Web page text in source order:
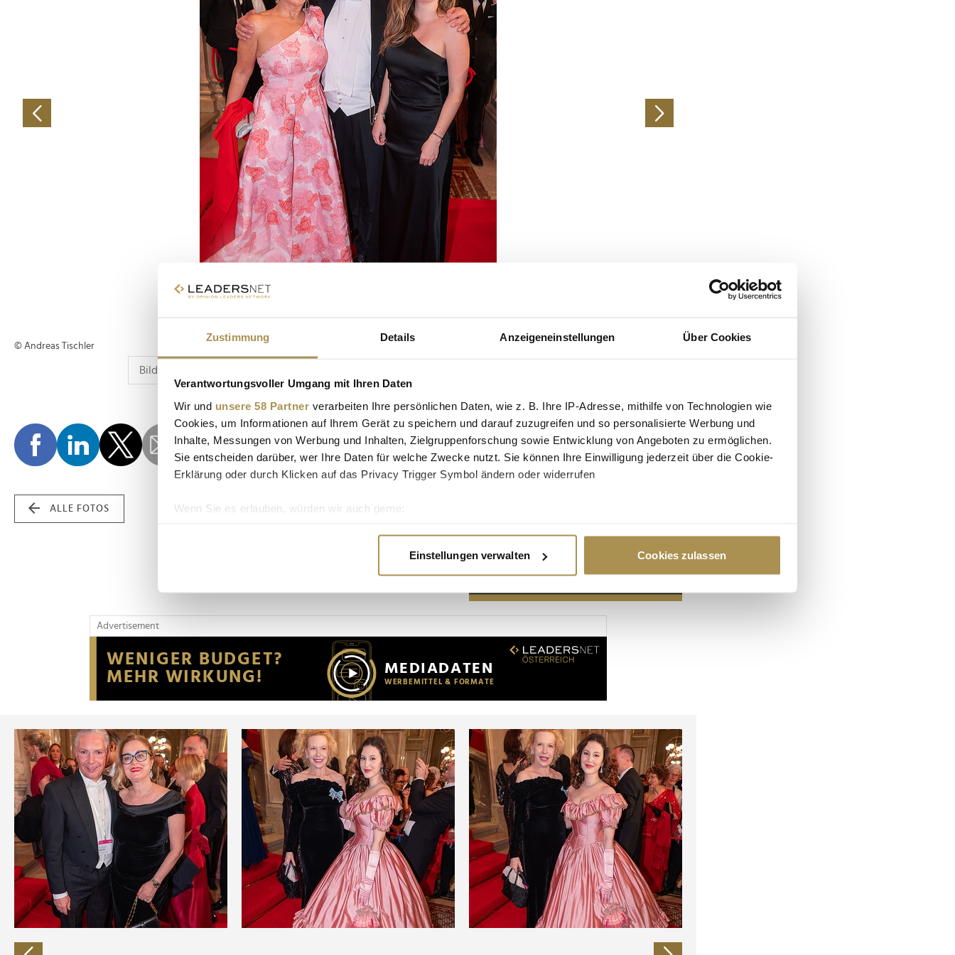
Zustimmung Details Anzeigeneinstellungen Über Cookies
Verantwortungsvoller Umgang mit Ihren Daten
Wir und unsere 58 Partner verarbeiten Ihre persönlichen Daten, wie z. B. Ihre IP-Adresse, mithilfe von Technologien wie
Cookies, um Informationen auf Ihrem Gerät zu speichern und darauf zuzugreifen und so personalisierte Werbung und
Inhalte, Messungen von Werbung und Inhalten, Zielgruppenforschung sowie Entwicklung von Angeboten zu ermöglichen.
Sie entscheiden darüber, wer Ihre Daten für welche Zwecke nutzt. Sie können Ihre Einwilligung jederzeit über die Cookie-
Erklärung oder durch Klicken auf das Privacy Trigger Symbol ändern oder widerrufen
Wenn Sie es erlauben, würden wir auch gerne:
Erfahren Sie mehr darüber, wie Ihre persönlichen Daten verarbeitet werden, und legen Sie Ihre Präferenzen im
Wir verwenden Cookies, um Inhalte und Anzeigen zu personalisieren, Funktionen für soziale Medien anbieten zu können
Website an unsere Partner für soziale Medien, Werbung und Analysen weiter. Unsere Partner führen diese Informationen
möglicherweise mit weiteren Daten zusammen, die Sie ihnen bereitgestellt haben oder die sie im Rahmen Ihrer Nutzung
der Dienste gesammelt haben.
Einstellungen verwalten Cookies zulassen
© Andreas Tischler
ALLE FOTOS
Advertisement
Advertisement